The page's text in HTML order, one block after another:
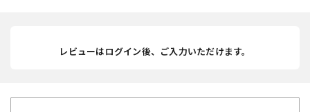
レビューはログイン後、ご入力いただけます。